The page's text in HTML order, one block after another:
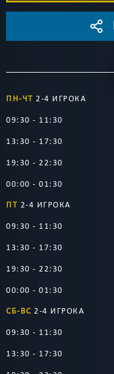
ПН-ЧТ 2-4 ИГРОКА
09:30 - 11:30
13:30 - 17:30
19:30 - 22:30
00:00 - 01:30
ПТ 2-4 ИГРОКА
09:30 - 11:30
13:30 - 17:30
19:30 - 22:30
00:00 - 01:30
СБ-ВС 2-4 ИГРОКА
09:30 - 11:30
13:30 - 17:30